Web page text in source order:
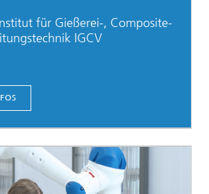
für Gießerei-, Composite-
IGCV